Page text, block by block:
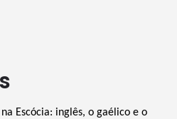
Escócia: inglês, o gaélico e o